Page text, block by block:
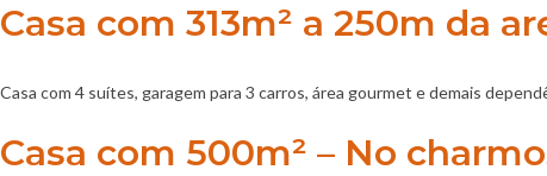
Casa com 313m² a 250m da
Casa com 4 suítes, garagem para 3 carros, área gourmet e demais
Casa com 500m² – No